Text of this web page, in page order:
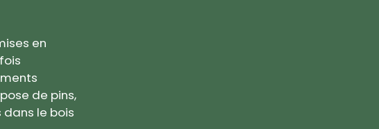
en
de pins,
le bois